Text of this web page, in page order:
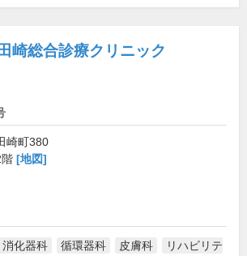
崎総合診療クリニック
崎町380
[地図]
消化器科 循環器科 皮膚科
リハビリテ